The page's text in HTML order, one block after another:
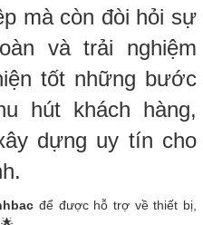
mà còn đòi hỏi sự
và trải nghiệm
tốt những bước
hút khách hàng,
dựng uy tín cho
để được hỗ trợ về thiết bị,